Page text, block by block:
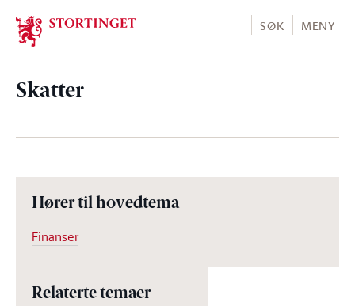
Stortinget.no
SØK MENY
Skatter
Hører til hovedtema
Finanser
Relaterte temaer